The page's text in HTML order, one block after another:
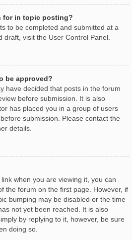
for in topic posting?
to be completed and submitted at a
draft, visit the User Control Panel.
be approved?
have decided that posts in the forum
before submission. It is also
has placed you in a group of users
submission. Please contact the
details.
link when you are viewing it, you can
the forum on the first page. However, if
bumping may be disabled or the time
not yet been reached. It is also
by replying to it, however, be sure
doing so.